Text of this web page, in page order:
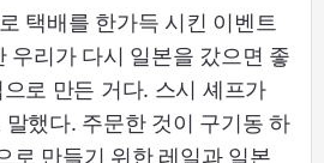
택배를 한가득 시킨 이벤트
우리가 다시 일본을 갔으면 좋
로 만든 거다. 스시 셰프가
했다. 주문한 것이 구기동 하
로 만들기 위한 레일과 일본